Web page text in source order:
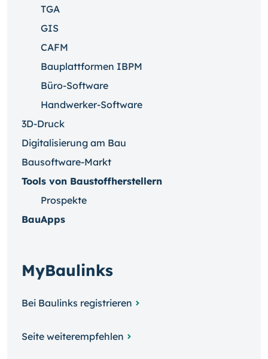
TGA
GIS
CAFM
Bauplattformen IBPM
Büro-Software
Handwerker-Software
3D-Druck
Digitalisierung am Bau
Bausoftware-Markt
Tools von Baustoffherstellern
Prospekte
BauApps
MyBaulinks
Bei Baulinks registrieren
Seite weiterempfehlen